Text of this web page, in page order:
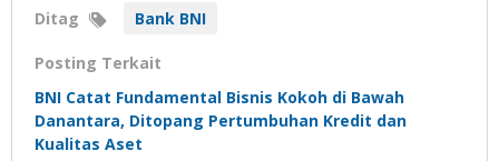
Ditag Bank BNI
Posting Terkait
BNI Catat Fundamental Bisnis Kokoh di Bawah
Danantara, Ditopang Pertumbuhan Kredit dan
Kualitas Aset